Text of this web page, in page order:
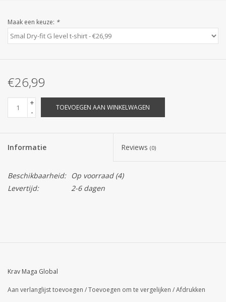
Maak een keuze: *
€26,99
+
-
TOEVOEGEN AAN WINKELWAGEN
Informatie Reviews (0)
Beschikbaarheid: Op voorraad(4)
Levertijd:
2-6 dagen
Krav Maga Global
Aan verlanglijst toevoegen /Toevoegen om te vergelijken /Afdrukken